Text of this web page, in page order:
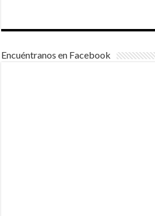
Encuéntranos en Facebook